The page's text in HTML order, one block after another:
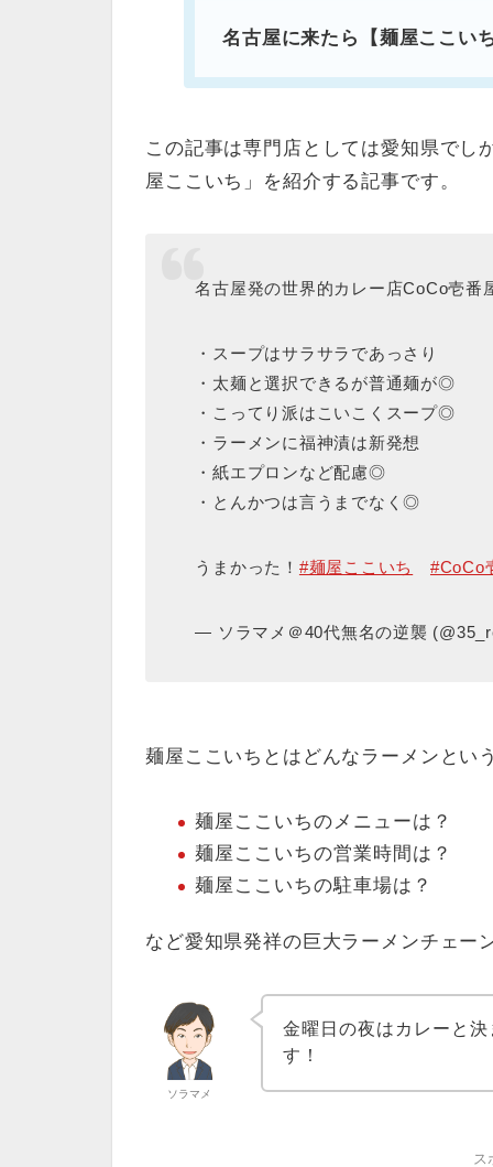
名古屋に来たら【麺屋ここい
この記事は専門店としては愛知県でし
屋ここいち」を紹介する記事です。
名古屋発の世界的カレー店CoCo壱番
・スープはサラサラであっさり
・太麺と選択できるが普通麺が◎
・こってり派はこいこくスープ◎
・ラーメンに福神漬は新発想
・紙エプロンなど配慮◎
・とんかつは言うまでなく◎
うまかった！ #麺屋ここいち #CoCo
— ソラマメ＠40代無名の逆襲
麺屋ここいちとはどんなラーメンとい
麺屋ここいちのメニューは？
麺屋ここいちの営業時間は？
麺屋ここいちの駐車場は？
など愛知県発祥の巨大ラーメンチェー
ソラマメ
金曜日の夜はカレーと
す！
ス